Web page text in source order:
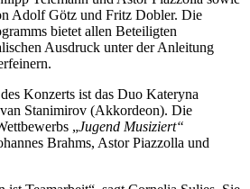
Adolf Götz und Fritz Dobler. Die
bietet allen Beteiligten
Ausdruck unter der Anleitung
Konzerts ist das Duo Kateryna
Stanimirov (Akkordeon). Die
„Jugend Musiziert“
Brahms, Astor Piazzolla und